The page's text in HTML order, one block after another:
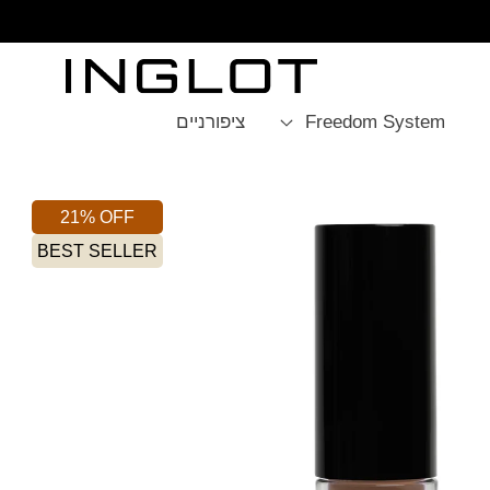
Freedom System ציפורניים
21% OFF
BEST SELLER